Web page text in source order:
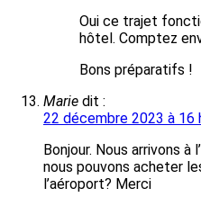
Oui ce trajet
hôtel. Comptez
Bons préparatifs !
Marie dit :
22 décembre 2023 à 16
Bonjour. Nous arrivons à
nous pouvons acheter
l’aéroport? Merci